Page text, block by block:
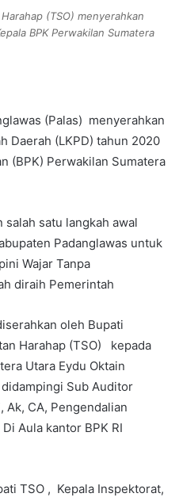
(TSO) menyerahkan
BPK Perwakilan Sumatera
(Palas) menyerahkan
Daerah (LKPD) tahun 2020
(BPK) Perwakilan Sumatera
salah satu langkah awal
Padanglawas untuk
Wajar Tanpa
diraih Pemerintah
oleh Bupati
Harahap (TSO) kepada
Utara Eydu Oktain
didampingi Sub Auditor
Ak, CA, Pengendalian
Aula kantor BPK RI
TSO , Kepala Inspektorat,